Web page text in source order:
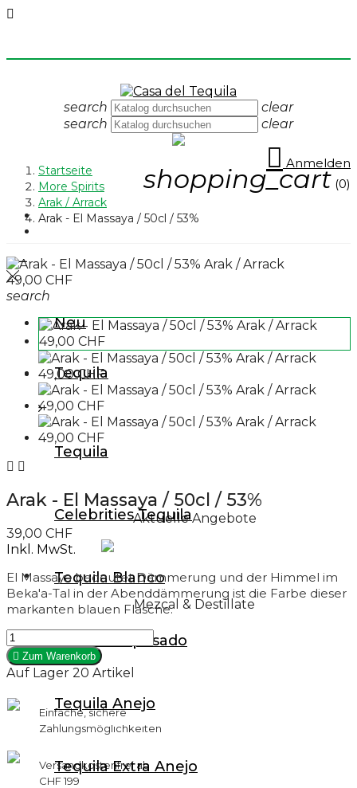

search
clear
search
clear
 Anmelden
shopping_cart (0)
Neu
Tequila
Tequila Blanco
Tequila Reposado
Tequila Cristalino
Tequila Miniaturen
Aktuelle Angebote
Mezcal & Destillate
Mezcal & Destillate
Mezcal Blanco
Mezcal von Celebrities / Stars
Mezcal Miniaturen
Neu
Tequila
Tequila
Celebrities Tequila
Tequila Blanco
Tequila Reposado
Tequila Anejo
Tequila Extra Anejo
Startseite
More Spirits
Arak / Arrack
Arak - El Massaya / 50cl / 53%
search
 
Arak - El Massaya / 50cl / 53%
39,00 CHF
Inkl. MwSt.
El Massaya bedeutet Dämmerung und der Himmel im
Beka'a-Tal in der Abenddämmerung ist die Farbe dieser
markanten blauen Flasche.
 Zum Warenkorb
Auf Lager 20 Artikel
Einfache, sichere
Zahlungsmöglichkeiten
Versandkostenfrei ab
CHF 199